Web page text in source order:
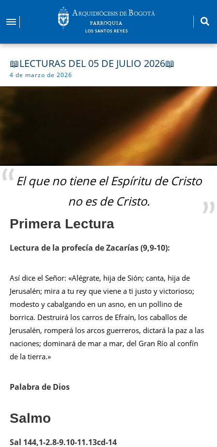
contenido
PARROQUIA
LOS SANTOS REYES
📖LECTURAS DEL 05 DE JULIO 2026📖
4 de marzo de 2026
El que no tiene el Espíritu de Cristo
no es de Cristo.
Primera Lectura
Lectura de la profecía de Zacarías (9,9-10):
Así dice el Señor: «Alégrate, hija de Sión; canta, hija de
Jerusalén; mira a tu rey que viene a ti justo y victorioso;
modesto y cabalgando en un asno, en un pollino de
borrica. Destruirá los carros de Efraín, los caballos de
Jerusalén, romperá los arcos guerreros, dictará la paz a las
naciones; dominará de mar a mar, del Gran Río al confín
de la tierra.»
Palabra de Dios
Salmo
Sal 144,1-2.8-9.10-11.13cd-14